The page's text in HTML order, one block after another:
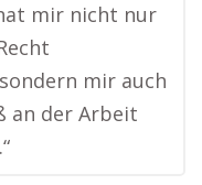
mir nicht nur
mir auch
an der Arbeit